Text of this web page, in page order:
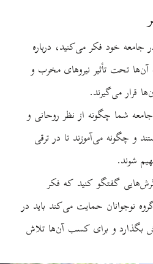
جامعه خود فکر می‌کنید، درباره
تحت تأثیر نیروهای مخرب و
قرار می‌گیرند.
شما چگونه از نظر روحانی و
و چگونه می‌آموزند تا در ترقی
شوند.
گفتگو کنید که فکر
نوجوانان حمایت می‌کند باید در
بگذارد و برای کسب آن‌ها تلاش